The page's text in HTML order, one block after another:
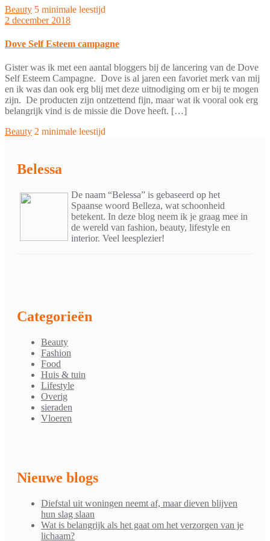
Beauty 5 minimale leestijd
2 december 2018
Dove Self Esteem campagne
Gister was ik met een aantal bloggers bij de lancering van de Dove
Self Esteem Campagne. Dove is al jaren een favoriet merk van mij
en ik was dan ook erg blij met deze uitnodiging om er bij te mogen
zijn. De producten zijn ontzettend fijn, maar wat ik vooral ook erg
belangrijk vind is de missie die Dove heeft. […]
Beauty 2 minimale leestijd
Belessa
De naam “Belessa” is gebaseerd op het
Spaanse woord Belleza, wat schoonheid
betekent. In deze blog neem ik je graag mee in
de wereld van fashion, beauty, lifestyle en
interior. Veel leesplezier!
Categorieën
Beauty
Fashion
Food
Huis & tuin
Lifestyle
Overig
sieraden
Vloeren
Nieuwe blogs
Diefstal uit woningen neemt af, maar dieven blijven
hun slag slaan
Wat is belangrijk als het gaat om het verzorgen van je
lichaam?